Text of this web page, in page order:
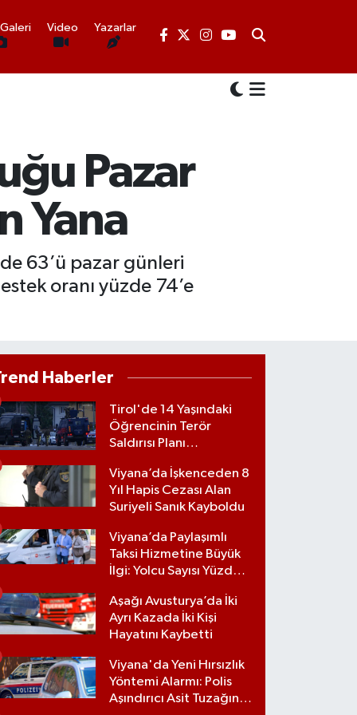
Video Yazarlar
Pazar
Yana
63’ü pazar günleri
oranı yüzde 74’e
Haberler
Tirol'de 14 Yaşındaki
Öğrencinin Terör
Saldırısı Planı
Viyana’da İşkenceden 8
Yıl Hapis Cezası Alan
Suriyeli Sanık Kayboldu
Viyana’da Paylaşımlı
Taksi Hizmetine Büyük
İlgi: Yolcu Sayısı Yüzde
Aşağı Avusturya’da İki
Ayrı Kazada İki Kişi
Hayatını Kaybetti
Viyana'da Yeni Hırsızlık
Yöntemi Alarmı: Polis
Aşındırıcı Asit Tuzağına